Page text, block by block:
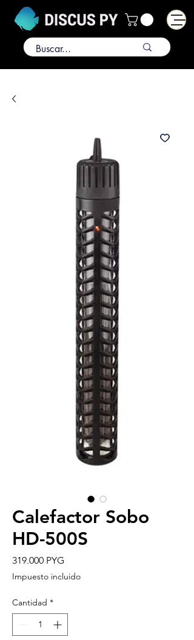
Calefactor Sobo
HD-500S
319.000 PYG
Impuesto incluido
Cantidad *